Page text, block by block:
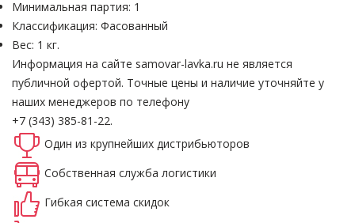
Минимальная партия: 1
Классификация: Фасованный
Вес: 1 кг.
Информация на сайте samovar-lavka.ru не является
публичной офертой. Точные цены и наличие уточняйте у
наших менеджеров по телефону
+7 (343) 385-81-22.
Один из крупнейших дистрибьюторов
Собственная служба логистики
Гибкая система скидок